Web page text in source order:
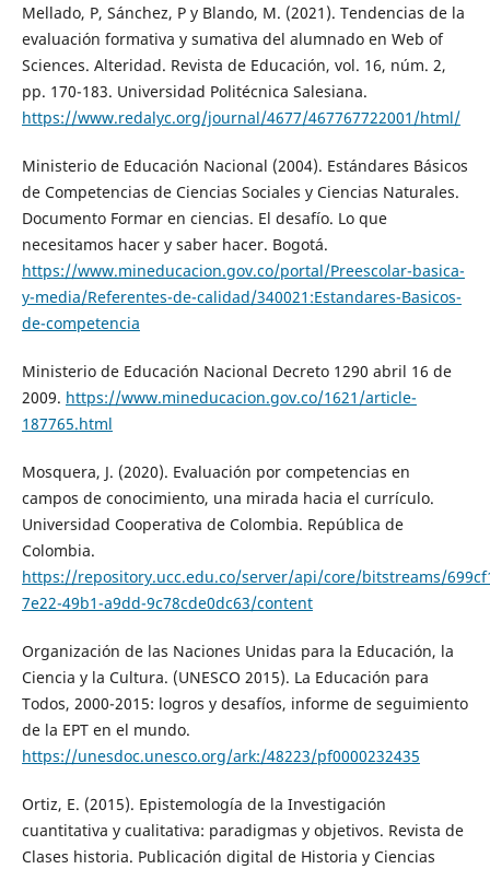
Mellado, P, Sánchez, P y Blando, M. (2021). Tendencias de la
evaluación formativa y sumativa del alumnado en Web of
Sciences. Alteridad. Revista de Educación, vol. 16, núm. 2,
pp. 170-183. Universidad Politécnica Salesiana.
https://www.redalyc.org/journal/4677/467767722001/html/
Ministerio de Educación Nacional (2004). Estándares Básicos
de Competencias de Ciencias Sociales y Ciencias Naturales.
Documento Formar en ciencias. El desafío. Lo que
necesitamos hacer y saber hacer. Bogotá.
https://www.mineducacion.gov.co/portal/Preescolar-basica-
y-media/Referentes-de-calidad/340021:Estandares-Basicos-
de-competencia
Ministerio de Educación Nacional Decreto 1290 abril 16 de
2009. https://www.mineducacion.gov.co/1621/article-
187765.html
Mosquera, J. (2020). Evaluación por competencias en
campos de conocimiento, una mirada hacia el currículo.
Universidad Cooperativa de Colombia. República de
Colombia.
https://repository.ucc.edu.co/server/api/core/bitstreams/
7e22-49b1-a9dd-9c78cde0dc63/content
Organización de las Naciones Unidas para la Educación, la
Ciencia y la Cultura. (UNESCO 2015). La Educación para
Todos, 2000-2015: logros y desafíos, informe de seguimiento
de la EPT en el mundo.
https://unesdoc.unesco.org/ark:/48223/pf0000232435
Ortiz, E. (2015). Epistemología de la Investigación
cuantitativa y cualitativa: paradigmas y objetivos. Revista de
Clases historia. Publicación digital de Historia y Ciencias